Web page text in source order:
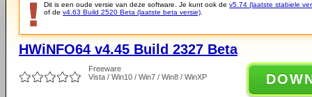
Dit is een oude versie van deze software. Je kunt ook de v5.74 (laatste stabiele
of de v4.63 Build 2520 Beta (laatste beta versie)
HWiNFO64 v4.45 Build 2327 Beta
Freeware
Vista / Win10 / Win7 / Win8 / WinXP